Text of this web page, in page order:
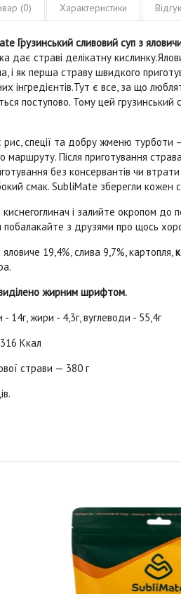
(0) Характеристики
Грузинський сливовий суп з
дає страві делікатну
і як перша страву швидкого
інгредієнтів.Тут є все, за що
поступово. Тому цей
спеції та добру жменю турботи
маршруту. Після приготування
без консервантів чи
смак. SubliMate зберегли кожен
киснегоглинач і залийте окропом
побалакайте з друзями про щось
19,4%, слива 9,7%, картопля,
жирним шрифтом.
- 14г, жири - 4,3г, вуглеводи - 55,4г
316 Ккал
страви — 380 г